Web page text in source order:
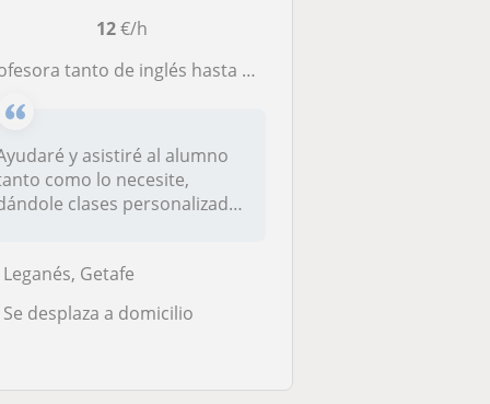
12€/h
tanto de inglés hasta un nivel B2 como de árabe ( darija ) a un nivel B2
y asistiré al alumno
como lo necesite,
clases personalizadas
Leganés, Getafe
Se desplaza a domicilio